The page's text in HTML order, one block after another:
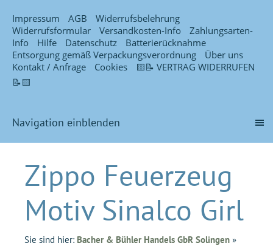
Impressum AGB
Widerrufsbelehrung
Widerrufsformular
Versandkosten-Info
Zahlungsarten-
Info
Hilfe Datenschutz
Batterierücknahme
Entsorgung gemäß Verpackungsverordnung
Über uns
Kontakt / Anfrage
Cookies
🟨📝 VERTRAG WIDERRUFEN
📝🟨
Navigation einblenden
Zippo Feuerzeug
Motiv Sinalco Girl
Sie sind hier: Bacher & Bühler Handels GbR Solingen »